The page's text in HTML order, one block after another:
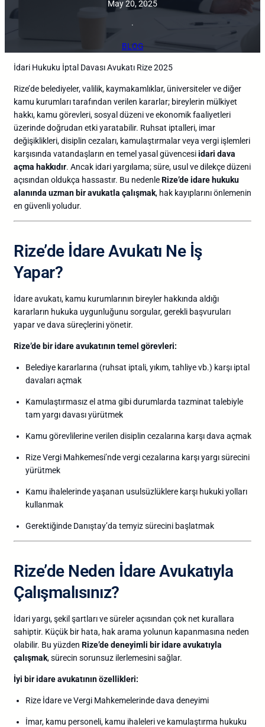
May 20, 2025
·
BLOG
İdari Hukuku İptal Davası Avukatı Rize 2025
Rize’de belediyeler,valilik, kaymakamlıklar, üniversitelervediğer
kamu kurumlarıtarafından verilen kararlar; bireylerin mülkiyet
hakkı, kamu görevleri,sosyal düzeniveekonomikfaaliyetleri
üzerindedoğrudan etkiyaratabilir. Ruhsat iptalleri, imar
değişiklikleri,disiplin cezaları, kamulaştırmalarveya vergi işlemleri
karşısında vatandaşların en temel yasal güvencesiidari dava
açma hakkıdır. Ancak idariyargılama;süre, usul vedilekçedüzeni
açısından oldukça hassastır. Bu nedenleRize’deidare hukuku
alanında uzman biravukatla çalışmak, hak kayıplarınıönlemenin
en güvenliyoludur.
Rize’de İdareAvukatı Ne İş
Yapar?
İdareavukatı, kamu kurumlarının bireyler hakkında aldığı
kararların hukuka uygunluğunu sorgular,gerekli başvuruları
yaparvedava süreçleriniyönetir.
Rize’de biridareavukatınıntemel görevleri:
Belediye kararlarına (ruhsat iptali,yıkım,tahliyevb.) karşı iptal
davalarıaçmak
Kamulaştırmasızel atma gibidurumlarda tazminat talebiyle
tamyargıdavasıyürütmek
Kamu görevlilerineverilen disiplin cezalarına karşıdava açmak
RizeVergi Mahkemesi’ndevergicezalarına karşıyargısürecini
yürütmek
Kamu ihalelerindeyaşanan usulsüzlüklere karşı hukukiyolları
kullanmak
Gerektiğinde Danıştay’da temyizsürecini başlatmak
Rize’de Neden İdareAvukatıyla
Çalışmalısınız?
İdariyargı,şekil şartlarıvesüreleraçısından çok net kurallara
sahiptir. Küçük bir hata, hakarama yolunun kapanmasına neden
olabilir. Bu yüzden Rize’dedeneyimli biridareavukatıyla
çalışmak,sürecin sorunsuz ilerlemesinisağlar.
İyi biridareavukatınınözellikleri:
Rize İdareveVergi Mahkemelerindedava deneyimi
İmar, kamu personeli, kamu ihalelerive kamulaştırma hukuku